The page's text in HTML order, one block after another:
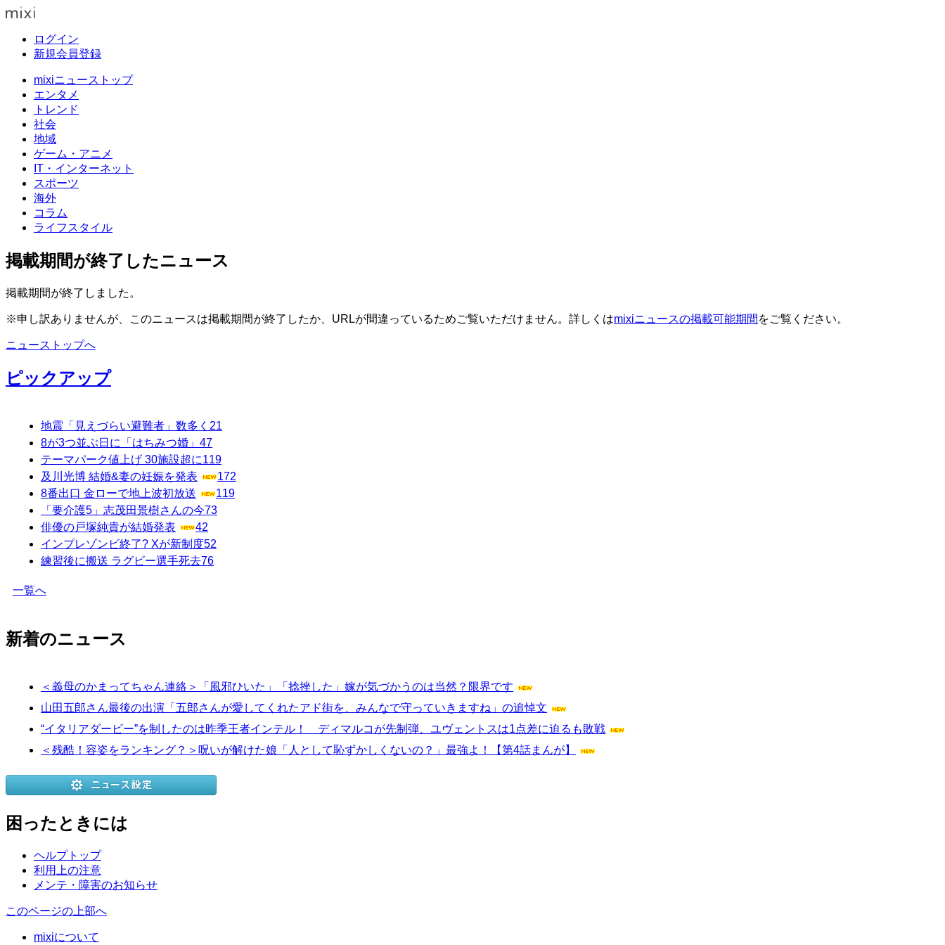
ログイン
新規会員登録
mixiニューストップ
エンタメ
トレンド
社会
地域
ゲーム・アニメ
IT・インターネット
スポーツ
海外
コラム
ライフスタイル
掲載期間が終了したニュース
掲載期間が終了しました。
※申し訳ありませんが、このニュースは掲載期間が終了したか、URLが間違っているためご覧いただけません。詳しくはmixiニュースの掲載可能期間 をご覧ください。
ニューストップへ
ピックアップ
地震「見えづらい避難者」数多く 21
8が3つ並ぶ日に「はちみつ婚」 47
テーマパーク値上げ 30施設超に119
及川光博 結婚&妻の妊娠を発表
172
8番出口 金ローで地上波初放送
119
「要介護5」志茂田景樹さんの今73
俳優の戸塚純貴が結婚発表
42
インプレゾンビ終了? Xが新制度52
練習後に搬送 ラグビー選手死去76
一覧へ
新着のニュース
＜義母のかまってちゃん連絡＞「風邪ひいた」「捻挫した」嫁が気づかうのは当然？限界です
山田五郎さん最後の出演「五郎さんが愛してくれたアド街を、みんなで守っていきますね」の追悼文
“イタリアダービー”を制したのは昨季王者インテル！ ディマルコが先制弾、ユヴェントスは1点差に迫るも敗戦
＜残酷！容姿をランキング？＞呪いが解けた娘「人として恥ずかしくないの？」最強よ！【第4話まんが】
困ったときには
ヘルプトップ
利用上の注意
メンテ・障害のお知らせ
このページの上部へ
mixiについて